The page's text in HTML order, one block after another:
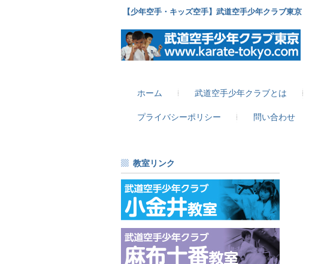
【少年空手・キッズ空手】武道空手少年クラブ東京
ホーム 武道空手少年クラブとは
プライバシーポリシー 問い合わせ
教室リンク